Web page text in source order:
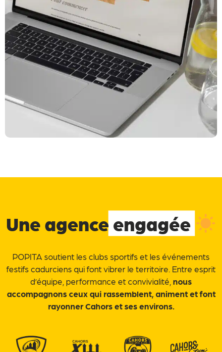
Une agence engagée
POPITA soutient les clubs sportifs et les événements
festifs cadurciens qui font vibrer le territoire. Entre esprit
d’équipe, performance et convivialité, nous
accompagnons ceux qui rassemblent, animent et font
rayonner Cahors et ses environs.